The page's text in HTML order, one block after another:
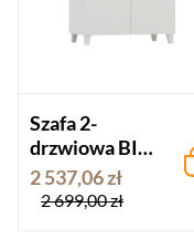
Szafa 2-
drzwiowa BIBI
różne kolory
2 537,06 zł
2 699,00 zł